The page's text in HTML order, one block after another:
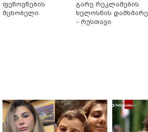
ფენოვნების
მცხობელი
გარე რეკლამების
ხელოსნის დამხმარე
- რუსთავი